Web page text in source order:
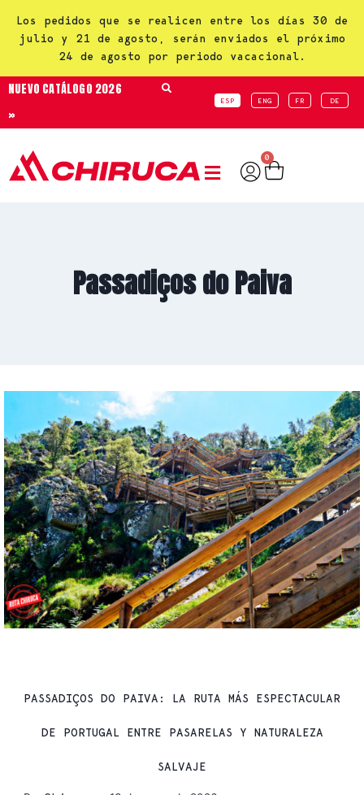
Los pedidos que se realicen entre los días 30 de
julio y 21 de agosto, serán enviados el próximo
24 de agosto por periodo vacacional.
NUEVO CATÁLOGO 2026
»
ESP ENG FR DE
0
Passadiços do Paiva
PASSADIÇOS DO PAIVA: LA RUTA MÁS ESPECTACULAR
DE PORTUGAL ENTRE PASARELAS Y NATURALEZA
SALVAJE